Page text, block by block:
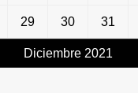
Diciembre 2021
29 30 31